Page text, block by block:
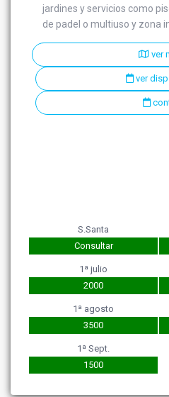
jardines y servicios como
de padel o multiuso y zona
ver
ver
S.Santa
Consultar
1ª julio
2000
1ª agosto
3500
1ª Sept.
1500